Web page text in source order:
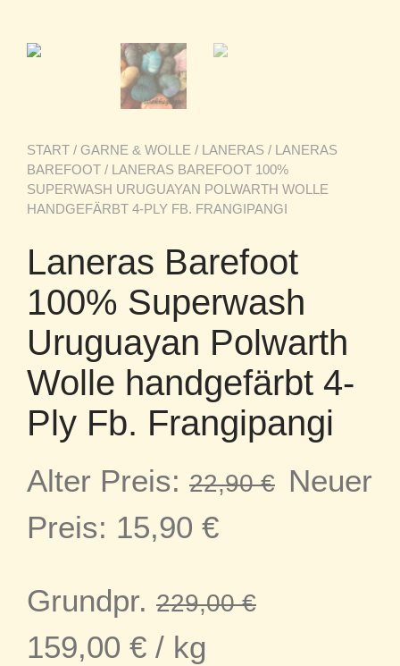
START / GARNE & WOLLE / LANERAS / LANERAS
BAREFOOT / LANERAS BAREFOOT 100%
SUPERWASH URUGUAYAN POLWARTH WOLLE
HANDGEFÄRBT 4-PLY FB. FRANGIPANGI
Laneras Barefoot
100% Superwash
Uruguayan Polwarth
Wolle handgefärbt 4-
Ply Fb. Frangipangi
Alter Preis: 22,90€ Neuer
Preis: 15,90 €Aktueller
ist:
Grundpr. 229,00€
159,00 € / kg